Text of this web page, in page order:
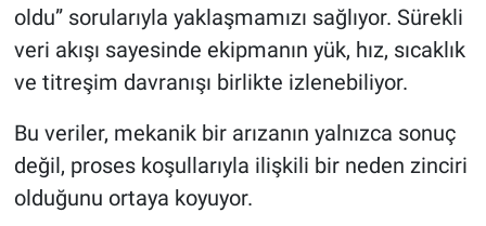
oldu” sorularıyla yaklaşmamızı sağlıyor. Sürekli
veri akışı sayesinde ekipmanın yük, hız, sıcaklık
ve titreşim davranışı birlikte izlenebiliyor.
Bu veriler, mekanik bir arızanın yalnızca sonuç
değil, proses koşullarıyla ilişkili bir neden zinciri
olduğunu ortaya koyuyor.